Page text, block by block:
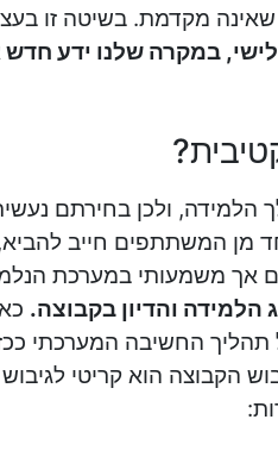
מקדמת. בשיטה זו
במקרה שלנו ידע
ולכן בחירתם
מן המשתתפים חייב
אך משמעותי במערכת
הלמידה והדיון בקבוצה.
תהליך החשיבה המערכתי
הקבוצה הוא קריטי